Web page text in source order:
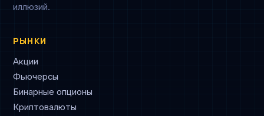
иллюзий.
РЫНКИ
Акции
Фьючерсы
Бинарные опционы
Криптовалюты